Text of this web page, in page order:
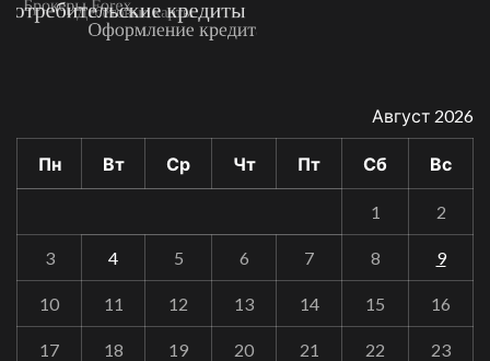
Август 2026
Пн Вт Ср Чт Пт Сб Вс
1 2
3 4 5 6 7 8 9
10 11 12 13 14 15 16
17 18 19 20 21 22 23